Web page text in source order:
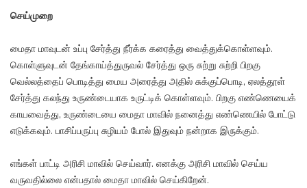
செய்முறை
மைதா மாவுடன் உப்பு சேர்த்து நீர்க்க கரைத்து வைத்துக்கொள்ளவும்.
கொள்ளுவுடன் தேங்காய்த்துருவல் சேர்த்து ஒரு சுற்று சுற்றி பிறகு
வெல்லத்தைப் பொடித்து மைய அரைத்து அதில் சுக்குப்பொடி, ஏலத்தூள்
சேர்த்து கலந்து உருண்டையாக உருட்டிக் கொள்ளவும். பிறகு எண்ணெயைக்
காயவைத்து, உருண்டையை மைதா மாவில் நனைத்து எண்ணெயில் போட்டு
எடுக்கவும். பாசிப்பருப்பு சுழியம் போல் இதுவும் நன்றாக இருக்கும்.
எங்கள் பாட்டி அரிசி மாவில் செய்வார். எனக்கு அரிசி மாவில் செய்ய
வருவதில்லை என்பதால் மைதா மாவில் செய்கிறேன்.